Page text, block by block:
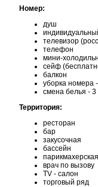
Номер:
душ
телевизор
телефон
мини-
сейф
балкон
уборка номера
смена белья -
Территория:
ресторан
бар
закусочная
бассейн
парикмахерская
врач по вызову
TV - салон
торговый ряд